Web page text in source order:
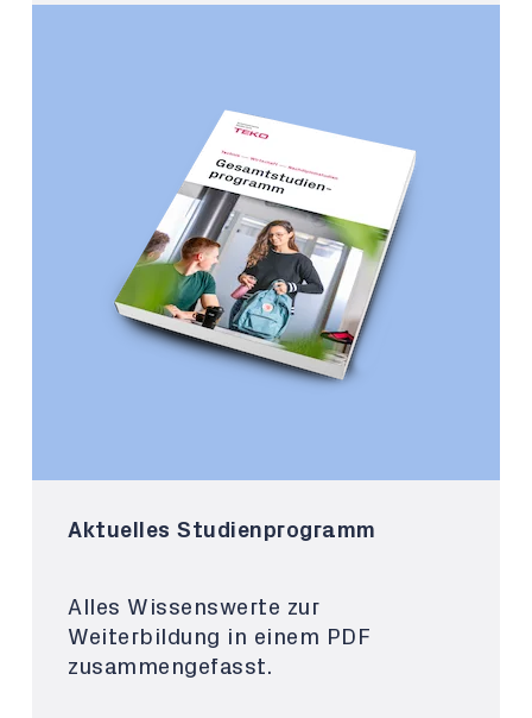
Aktuelles Studienprogramm
Alles Wissenswerte zur
Weiterbildung in einem PDF
zusammengefasst.